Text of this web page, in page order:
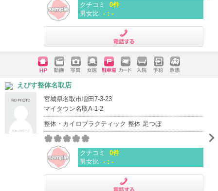
クチコミ
0件
男女比 -：-
ホームペ
ージ
動画 写真 女医 駐車場
クレジッ
入院 予約 急患
えびす整体名取店
宮城県名取市増田7-3-23
マイタウン名取A-1-2
整体・カイロプラクティック 整体 足つぼ
クチコミ
0件
男女比 -：-